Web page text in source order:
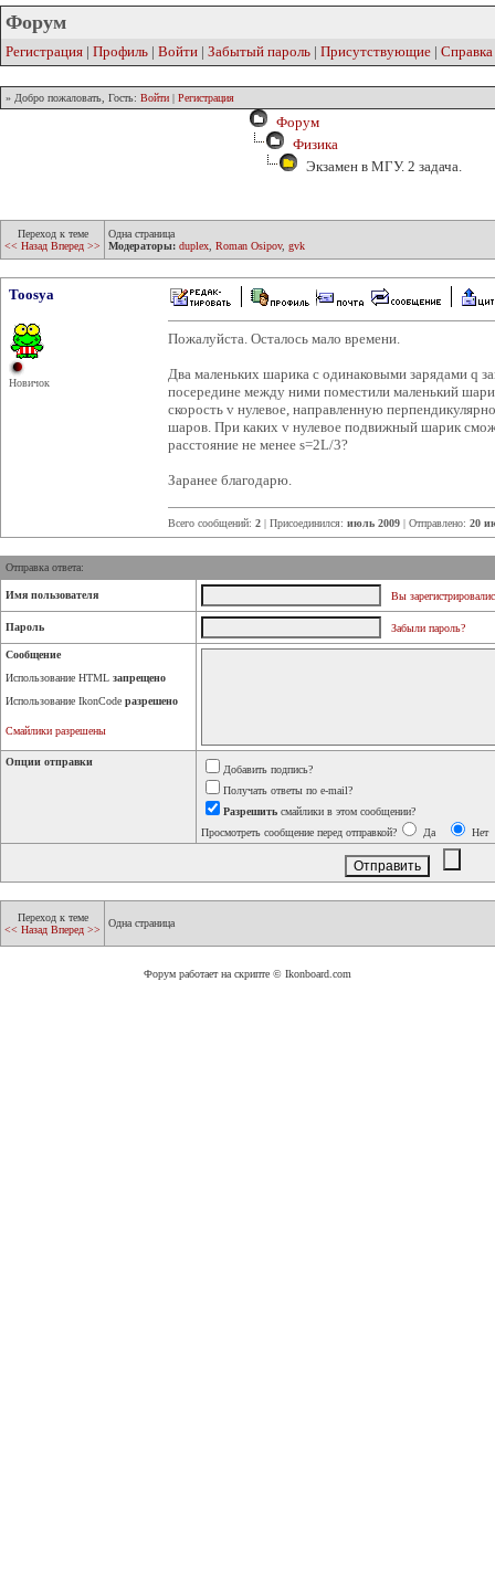
Форум
Регистрация | Профиль | Войти | Забытый пароль | Присутствующие | Справка
» Добро пожаловать, Гость: Войти | Регистрация
Форум
Физика
Экзамен в МГУ. 2 задача.
Переход к теме
<< Назад Вперед >>
Одна страница
Модераторы: duplex Roman Osipov, gvk
Toosya
Новичок
Пожалуйста. Осталось мало времени.
Два маленьких шарика с одинаковыми зарядами q
посередине между ними поместили маленький
скорость v нулевое, направленную
шаров. При каких v нулевое подвижный шарик
расстояние не менее s=2L/3?
Заранее благодарю.
Всего сообщений: 2 | Присоединился: июль 2009 | Отправлено: 20
Отправка ответа:
Имя пользователя Вы
Пароль Забыли пароль?
Сообщение
Использование HTML запрещено
Использование IkonCode разрешено
Смайлики разрешены
Опции отправки
Добавить подпись?
Получать ответы по e-mail?
Разрешить смайлики в этом сообщении?
Просмотреть сообщение перед отправкой?
Да Нет
Переход к теме
<< Назад Вперед >>
Одна страница
Форум работает на скрипте © Ikonboard.com